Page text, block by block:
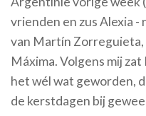
vrienden en zus Alexia -
van Martín Zorreguieta,
Máxima. Volgens mij
het wél wat geworden,
de kerstdagen bij